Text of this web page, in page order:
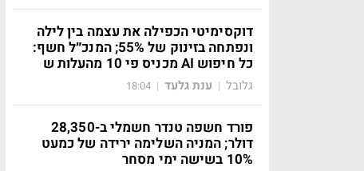
דוקסימיטי הכפילה את עצמה בין לילה
ונפתחה בזינוק של 55%; המנכ״ל חשף:
כל חיפוש AI מכניס פי 10 מהעלות ש
גלובל | ענת גלעד |
18:04
פורד חשפה טנדר חשמלי ב-28,350
דולר; המניה השלימה ירידה של כמעט
10% בשישה ימי מסחר